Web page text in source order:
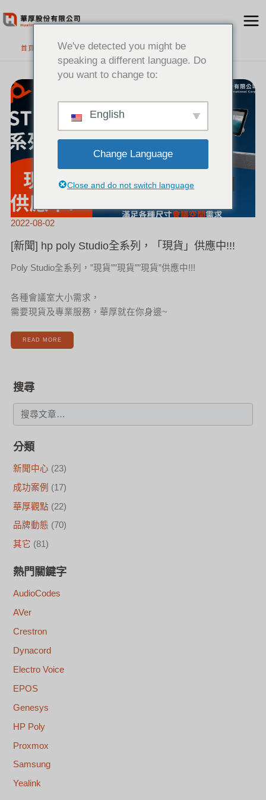
至
首頁
2022-08-02
[新聞] hp poly Studio全系列，「現貨」供應中!!!
Poly Studio全系列，”現貨””現貨””現貨”供應中!!!
各種會議室大小需求，
需要現貨及專業服務，華厚就在你身邊~
聞]
HP
POLY
STUDIO
列，
應
中!!!
READ MORE
搜尋
分類
新聞中心 (23)
成功案例 (17)
華厚觀點 (22)
品牌動態 (70)
其它 (81)
熱門關鍵字
AudioCodes
AVer
Crestron
Dynacord
Electro Voice
EPOS
Genesys
HP Poly
Proxmox
Samsung
Yealink
We've detected you might be
speaking a different language. Do
you want to change to:
English
Change Language
Close and do not switch language